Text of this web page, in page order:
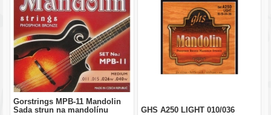
Gorstrings MPB-11 Mandolin
Sada strun na mandolínu
GHS A250 LIGHT 010/036